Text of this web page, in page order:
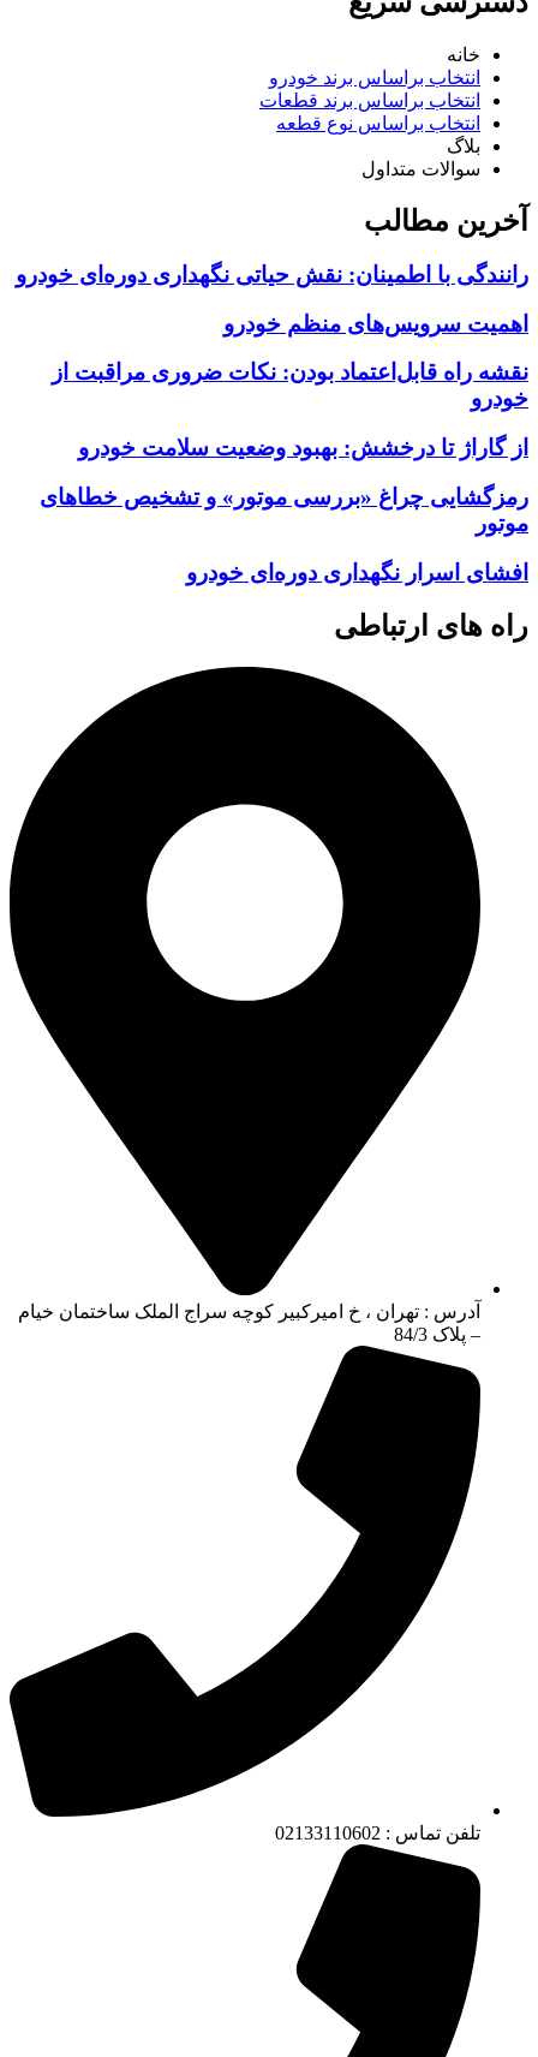
خانه
انتخاب براساس برند خودرو
انتخاب براساس برند قطعات
انتخاب براساس نوع قطعه
بلاگ
سوالات متداول
آخرین مطالب
رانندگی با اطمینان: نقش حیاتی نگهداری دوره‌ای خودرو
اهمیت سرویس‌های منظم خودرو
نقشه راه قابل‌اعتماد بودن: نکات ضروری مراقبت از
خودرو
از گاراژ تا درخشش: بهبود وضعیت سلامت خودرو
رمزگشایی چراغ «بررسی موتور» و تشخیص خطاهای
موتور
افشای اسرار نگهداری دوره‌ای خودرو
راه های ارتباطی
آدرس : تهران ، خ امیرکبیر کوچه سراج الملک ساختمان خیام
– پلاک 84/3
تلفن تماس : 02133110602